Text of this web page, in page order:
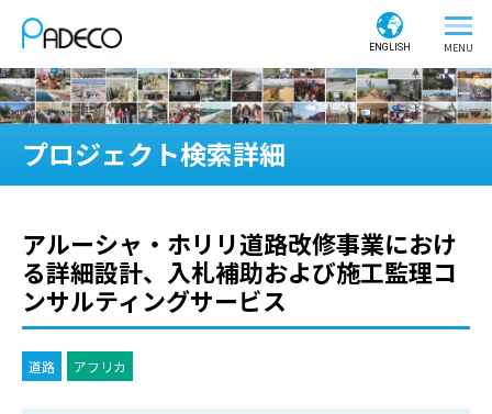
ENGLISH
プロジェクト検索詳細
アルーシャ・ホリリ道路改修事業におけ
る詳細設計、入札補助および施工監理コ
ンサルティングサービス
道路 アフリカ